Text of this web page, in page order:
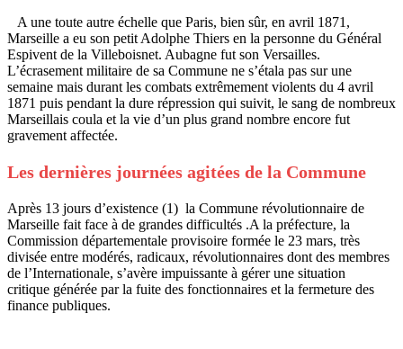
A une toute autre échelle que Paris, bien sûr, en avril 1871,
Marseille a eu son petit Adolphe Thiers en la personne du Général
Espivent de la Villeboisnet. Aubagne fut son Versailles.
L’écrasement militaire de sa Commune ne s’étala pas sur une
semaine mais durant les combats extrêmement violents du 4 avril
1871 puis pendant la dure répression qui suivit, le sang de nombreux
Marseillais coula et la vie d’un plus grand nombre encore fut
gravement affectée.
Les dernières journées agitées de la Commune
Après 13 jours d’existence (1) la Commune révolutionnaire de
Marseille fait face à de grandes difficultés .A la préfecture, la
Commission départementale provisoire formée le 23 mars, très
divisée entre modérés, radicaux, révolutionnaires dont des membres
de l’Internationale, s’avère impuissante à gérer une situation
critique générée par la fuite des fonctionnaires et la fermeture des
finance publiques.